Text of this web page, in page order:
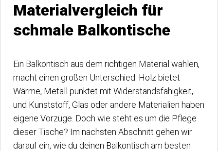
Materialvergleich für
schmale Balkontische
Ein Balkontisch aus dem richtigen Material wählen,
macht einen großen Unterschied. Holz bietet
Wärme, Metall punktet mit Widerstandsfähigkeit,
und Kunststoff, Glas oder andere Materialien haben
eigene Vorzüge. Doch wie steht es um die Pflege
dieser Tische? Im nächsten Abschnitt gehen wir
darauf ein, wie du deinen Balkontisch am besten